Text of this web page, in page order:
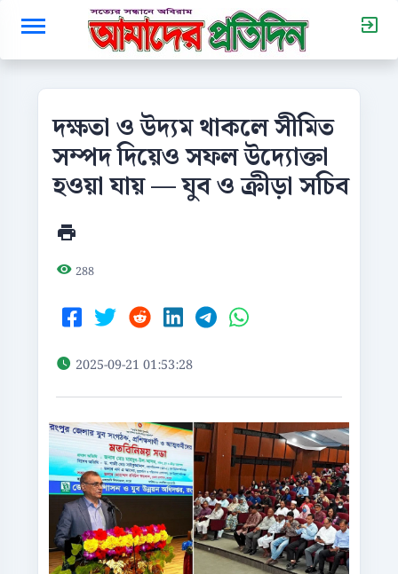
দক্ষতা ও উদ্যম থাকলে সীমিত
সম্পদ দিয়েও সফল উদ্যোক্তা
হওয়া যায় — যুব ও ক্রীড়া সচিব
288
2025-09-21 01:53:28